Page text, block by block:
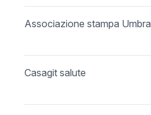
Associazione stampa Umbra
Casagit salute